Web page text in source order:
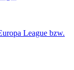
League bzw.